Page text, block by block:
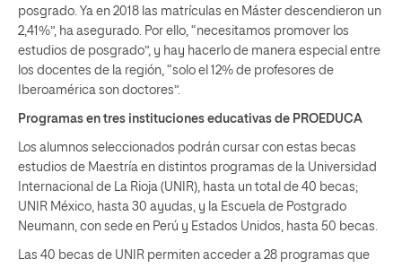
posgrado. Ya en 2018 las matrículas en Máster descendieron un
2,41%”, ha asegurado. Por ello, “necesitamos promover los
estudios de posgrado”, y hay hacerlo de manera especial entre
los docentes de la región, “solo el 12% de profesores de
Iberoamérica son doctores”.
Programas en tres instituciones educativas de PROEDUCA
Los alumnos seleccionados podrán cursar con estas becas
estudios de Maestría en distintos programas de la Universidad
Internacional de La Rioja (UNIR), hasta un total de 40 becas;
UNIR México, hasta 30 ayudas, y la Escuela de Postgrado
Neumann, con sede en Perú y Estados Unidos, hasta 50 becas.
Las 40 becas de UNIR permiten acceder a 28 programas que